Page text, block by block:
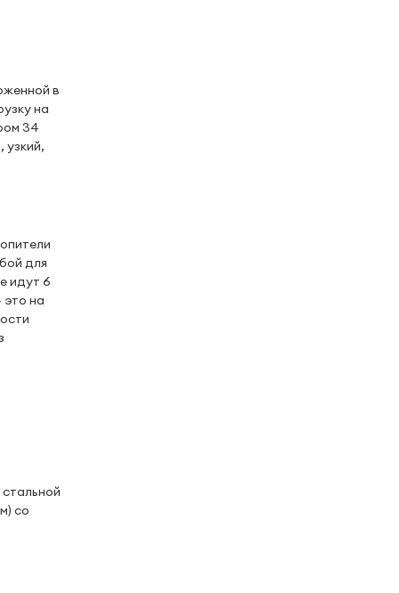
в
на
34
узкий,
для
идут 6
это на
со